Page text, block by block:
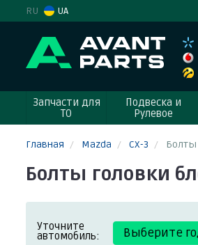
RU UA
Запчасти для
ТО
Подвеска и
Рулевое
Главная Mazda CX-3 Болты
Болты головки
Уточните
автомобиль: Выберите